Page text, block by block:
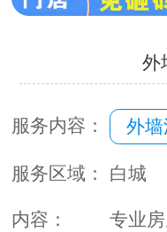
外
服务内容： 外
服务区域： 白城
内容：
专业